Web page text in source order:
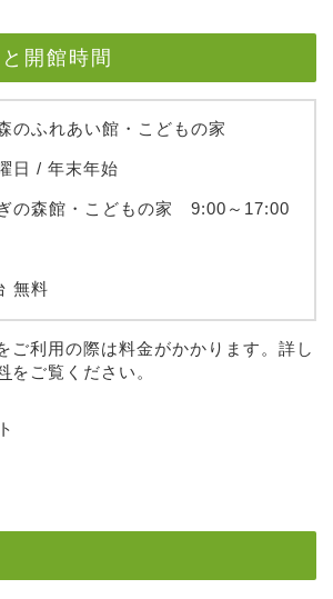
開館時間
のふれあい館・こどもの家
日 / 年末年始
の森館・こどもの家 9:00～17:00
無料
ご利用の際は料金がかかります。詳し
をご覧ください。